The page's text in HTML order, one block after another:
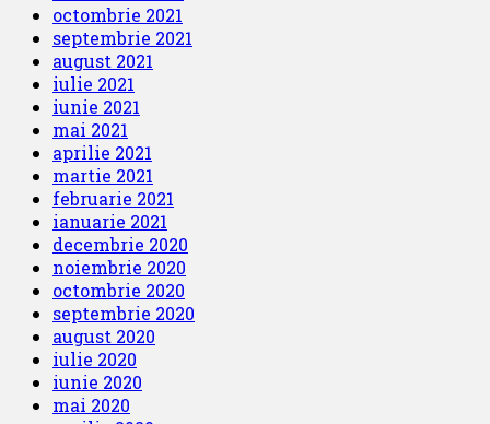
octombrie 2021
septembrie 2021
august 2021
iulie 2021
iunie 2021
mai 2021
aprilie 2021
martie 2021
februarie 2021
ianuarie 2021
decembrie 2020
noiembrie 2020
octombrie 2020
septembrie 2020
august 2020
iulie 2020
iunie 2020
mai 2020